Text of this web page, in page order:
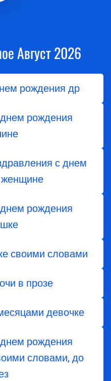
Август 2026
рождения др
рождения
с днем
рождения
своими словами
в прозе
девочке
​​рождения
словами, до